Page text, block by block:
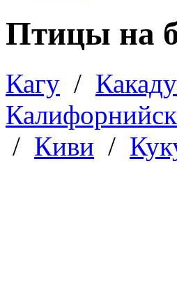
Птицы на
Кагу / Какаду
/ Киви /